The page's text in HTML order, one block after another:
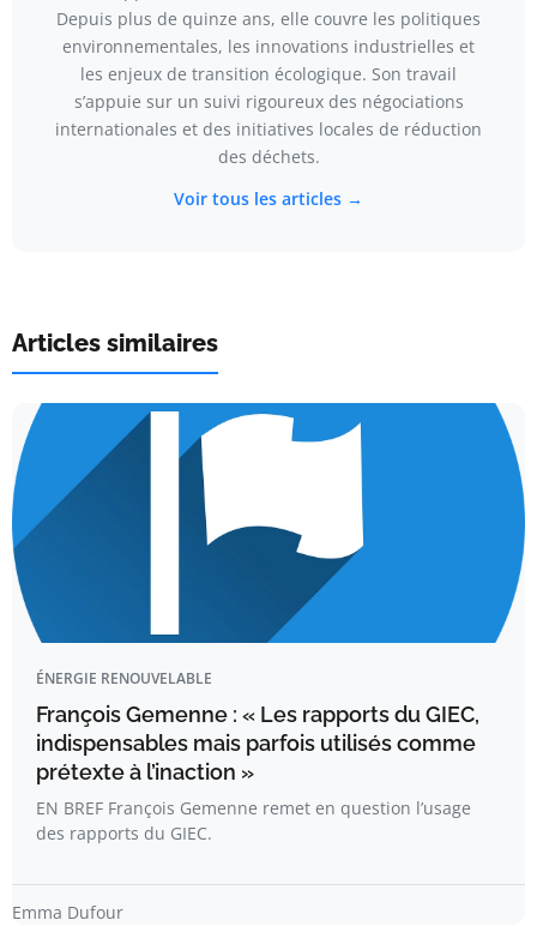
Depuis plus de quinze ans, elle couvre les politiques
environnementales, les innovations industrielles et
les enjeux de transition écologique. Son travail
s’appuie sur un suivi rigoureux des négociations
internationales et des initiatives locales de réduction
des déchets.
Voir tous les articles →
Articles similaires
ÉNERGIE RENOUVELABLE
François Gemenne : « Les rapports du GIEC,
indispensables mais parfois utilisés comme
prétexte à l’inaction »
EN BREF François Gemenne remet en question l’usage
des rapports du GIEC.
Emma Dufour